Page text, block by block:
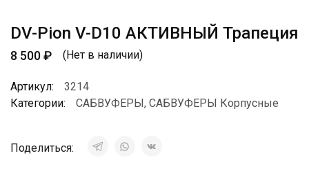
DV-Pion V-D10 АКТИВНЫЙ Трапеция
8 500₽ (Нет в наличии)
Артикул:
3214
Категории:
САБВУФЕРЫ, САБВУФЕРЫ Корпусные
Поделиться: